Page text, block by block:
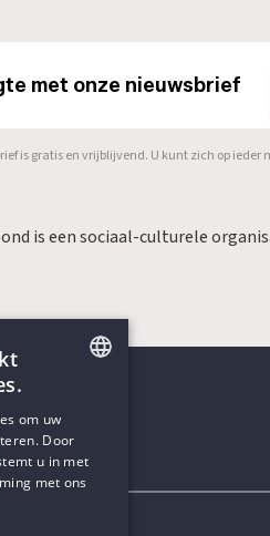
met onze nieuwsbrief
is gratis en vrijblijvend. U kunt zich op ieder
is een sociaal-culturele
DUTCH
om uw
Door
u in met
met ons